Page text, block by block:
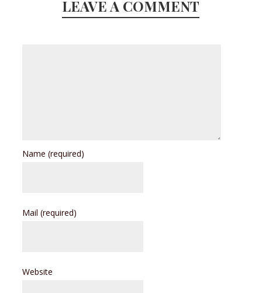
LEAVE A COMMENT
Name(required)
Mail(required)
Website